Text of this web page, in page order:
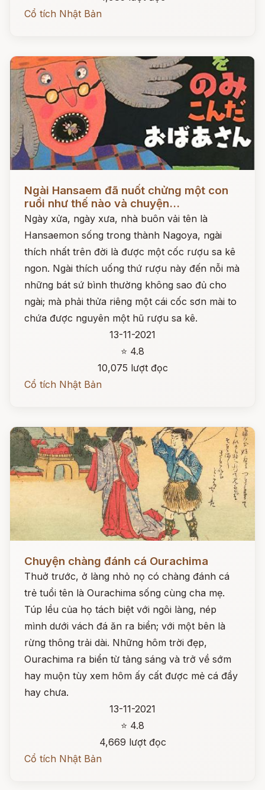
Cổ tích Nhật Bản
Ngài Hansaem đã nuốt chửng một con
ruồi như thế nào và chuyện...
Ngày xửa, ngày xưa, nhà buôn vải tên là
Hansaemon sống trong thành Nagoya, ngài
thích nhất trên đời là được một cốc rượu sa kê
ngon. Ngài thích uống thứ rượu này đến nỗi mà
những bát sứ bình thường không sao đủ cho
ngài; mà phải thửa riêng một cái cốc sơn mài to
chứa được nguyên một hũ rượu sa kê.
13-11-2021
⭐ 4.8
10,075 lượt đọc
Cổ tích Nhật Bản
Chuyện chàng đánh cá Ourachima
Thuở trước, ở làng nhỏ nọ có chàng đánh cá
trẻ tuổi tên là Ourachima sống cùng cha mẹ.
Túp lều của họ tách biệt với ngôi làng, nép
mình dưới vách đá ăn ra biển; với một bên là
rừng thông trải dài. Những hôm trời đẹp,
Ourachima ra biển từ tảng sáng và trở về sớm
hay muộn tùy xem hôm ấy cất được mẻ cá đầy
hay chưa.
13-11-2021
⭐ 4.8
4,669 lượt đọc
Cổ tích Nhật Bản